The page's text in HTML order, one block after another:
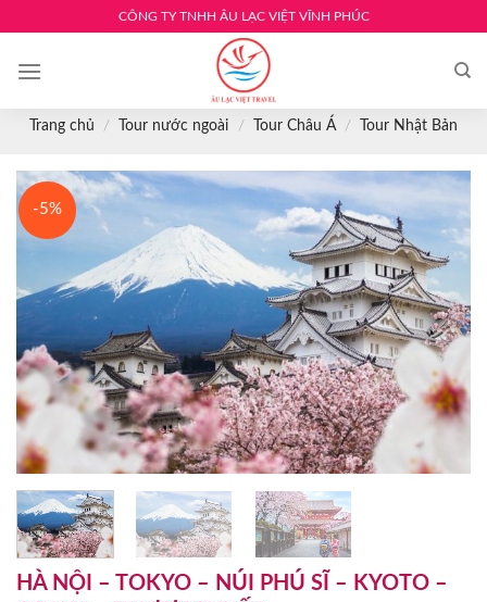
content
CÔNG TY TNHH ÂU LẠC VIỆT VĨNH PHÚC
Trang chủ / Tour nước ngoài / Tour Châu Á / Tour Nhật Bản
-5%
HÀ NỘI – TOKYO – NÚI PHÚ SĨ – KYOTO –